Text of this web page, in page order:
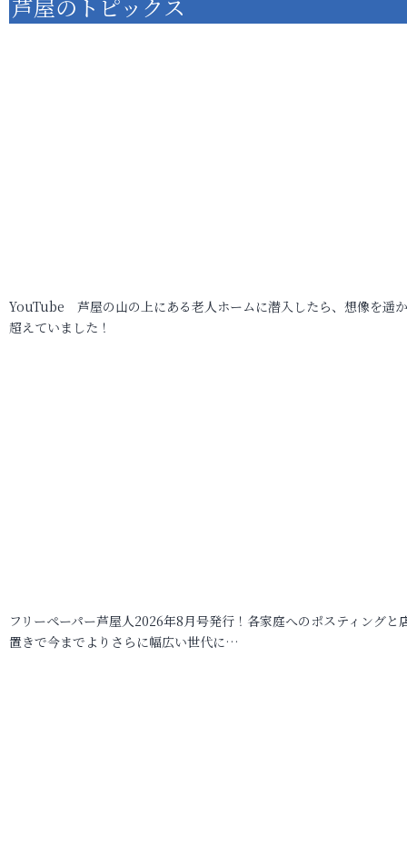
芦屋のトピックス
YouTube 芦屋の山の上にある老人ホームに潜入したら、想像を遥
超えていました！
フリーペーパー芦屋人2026年8月号発行！各家庭へのポスティングと
置きで今までよりさらに幅広い世代に…